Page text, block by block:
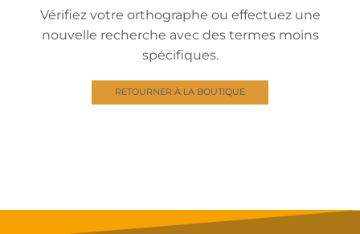
Vérifiez votre orthographe ou effectuez une
nouvelle recherche avec des termes moins
spécifiques.
RETOURNER À LA BOUTIQUE